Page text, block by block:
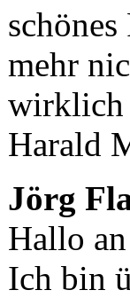
mehr
wirklich
Harald
Jörg
Hallo
Ich bin